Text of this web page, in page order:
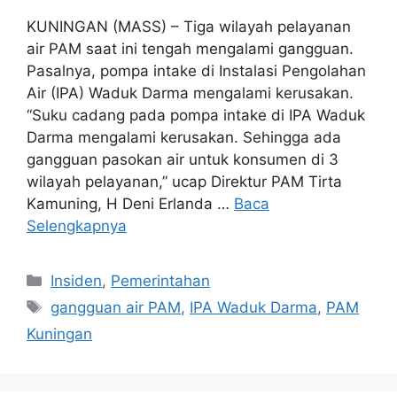
KUNINGAN (MASS) – Tiga wilayah pelayanan
air PAM saat ini tengah mengalami gangguan.
Pasalnya, pompa intake di Instalasi Pengolahan
Air (IPA) Waduk Darma mengalami kerusakan.
“Suku cadang pada pompa intake di IPA Waduk
Darma mengalami kerusakan. Sehingga ada
gangguan pasokan air untuk konsumen di 3
wilayah pelayanan,” ucap Direktur PAM Tirta
Kamuning, H Deni Erlanda … Baca
Selengkapnya
Kategori
Insiden, Pemerintahan
Tag
gangguan air PAM, IPA Waduk Darma, PAM
Kuningan